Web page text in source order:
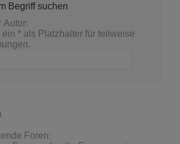
Begriff suchen
Autor:
ein * als Platzhalter für teilweise
Foren: